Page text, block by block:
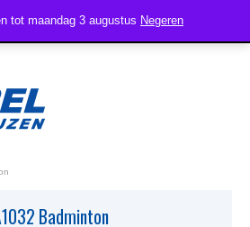
Badminton
tot maandag 3 augustus Negeren